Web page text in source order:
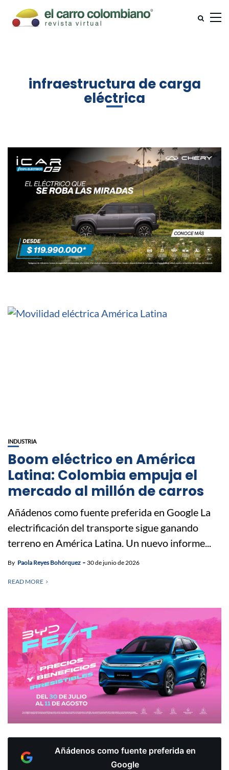
infraestructura de carga
eléctrica
INDUSTRIA
Boom eléctrico en América
Latina: Colombia empuja el
mercado al millón de carros
Añádenos como fuente preferida en Google La
electrificación del transporte sigue ganando
terreno en América Latina. Un nuevo informe...
By Paola Reyes Bohórquez 30 de junio de 2026
READ MORE
Añádenos como fuente preferida en
Google